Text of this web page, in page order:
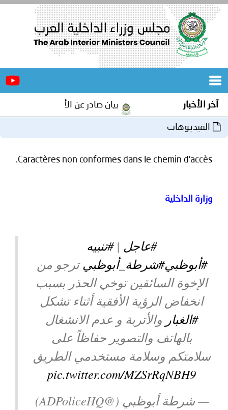
الرئيسية
الإلكترونية
صور
وفيديو
مجلة
أصداء
الأمانة
إعلانات
من
نحن
اتصل
بنا
آخر الأخبار بيان صادر عن الأمانة العامة لمجلس
الفيديوهات
Caractères non conformes dans le chemin d'accès.
وزارة الداخلية
#عاجل |#تنبيه
#أبوظبي#شرطة_أبوظبي⁩ ترجو من
الإخوة السائقين توخي الحذر بسبب
انخفاض الرؤية الأفقية أثناء تشكل
#الغبار والأتربة و عدم الانشغال
بالهاتف والتصوير حفاظاً على
سلامتكم وسلامة مستخدمي الطريق
pic.twitter.com/MZSrRqNBH9
— شرطة أبوظبي (@ADPoliceHQ)